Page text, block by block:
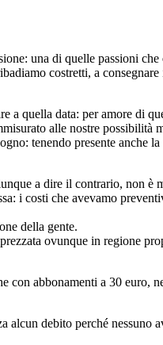
una di quelle passioni che
costretti, a
a quella data: per amore di
alle nostre possibilità
tenendo presente anche
a dire il contrario, non è
i costi che avevamo
della gente.
ovunque in regione
abbonamenti a 30
debito perché